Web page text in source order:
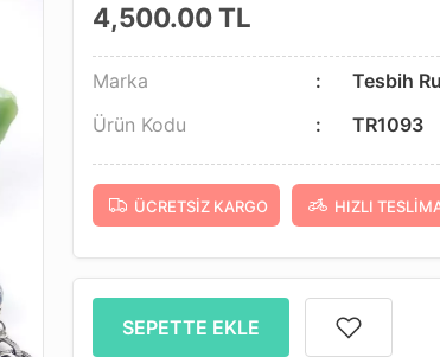
4,500.00TL
Marka
Tesbih
Ürün Kodu
TR1093
ÜCRETSIZ KARGO HIZLI
SEPETTE EKLE